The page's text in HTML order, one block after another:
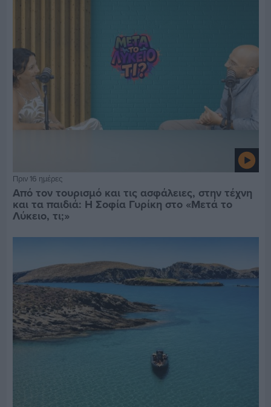
Πριν 16 ημέρες
Από τον τουρισμό και τις ασφάλειες, στην τέχνη
και τα παιδιά: Η Σοφία Γυρίκη στο «Μετά το
Λύκειο, τι;»